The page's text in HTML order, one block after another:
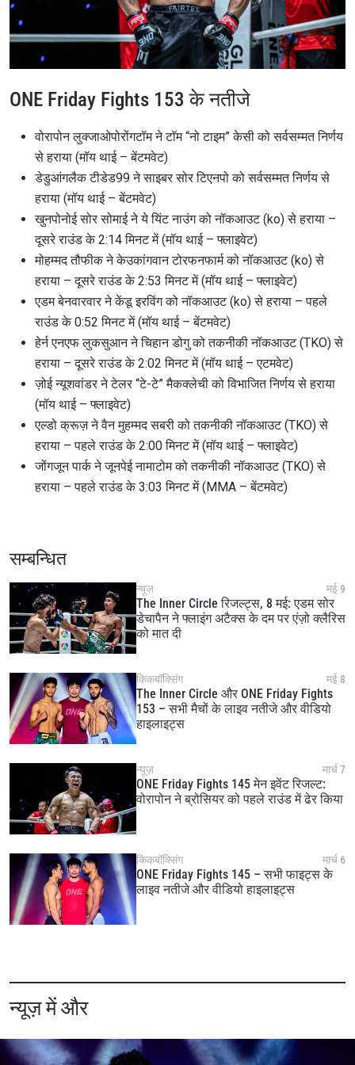
ONE Friday Fights 153 के नतीजे
वोरापोन लुक्जाओपोरोंगटॉम ने टॉम “नो टाइम” केसी को सर्वसम्मत निर्णय
से हराया (मॉय थाई – बेंटमवेट)
डेडुआंगलैक टीडेड99 ने साइबर सोर टिएनपो को सर्वसम्मत निर्णय से
हराया (मॉय थाई – बेंटमवेट)
खुनपोनोई सोर सोमाई ने ये यिंट नाउंग को नॉकआउट (ko) से हराया –
दूसरे राउंड के 2:14 मिनट में (मॉय थाई – फ्लाइवेट)
मोहम्मद तौफीक ने केउकांगवान टोरफनफार्म को नॉकआउट (ko) से
हराया – दूसरे राउंड के 2:53 मिनट में (मॉय थाई – फ्लाइवेट)
एडम बेनवारवार ने केंडू इरविंग को नॉकआउट (ko) से हराया – पहले
राउंड के 0:52 मिनट में (मॉय थाई – बेंटमवेट)
हेर्न एनएफ लुकसुआन ने चिहान डोगु को तकनीकी नॉकआउट (TKO) से
हराया – दूसरे राउंड के 2:02 मिनट में (मॉय थाई – एटमवेट)
ज़ोई न्यूशवांडर ने टेलर “टे-टे” मैकक्लेची को विभाजित निर्णय से हराया
(मॉय थाई – फ्लाइवेट)
एल्डो क्रूज़ ने वैन मुहम्मद सबरी को तकनीकी नॉकआउट (TKO) से
हराया – पहले राउंड के 2:00 मिनट में (मॉय थाई – फ्लाइवेट)
जोंगजून पार्क ने जूनपेई नामाटोम को तकनीकी नॉकआउट (TKO) से
हराया – पहले राउंड के 3:03 मिनट में (MMA – बेंटमवेट)
सम्बन्धित
न्यूज़ मई 9
The Inner Circle रिजल्ट्स, 8 मई: एडम सोर
डेचापैन ने फ्लाइंग अटैक्स के दम पर एंज़ो क्लैरिस
को मात दी
किकबॉक्सिंग मई 8
The Inner Circle और ONE Friday Fights
153 – सभी मैचों के लाइव नतीजे और वीडियो
हाइलाइट्स
न्यूज़ मार्च 7
ONE Friday Fights 145 मेन इवेंट रिजल्ट:
वोरापोन ने ब्रोसियर को पहले राउंड में ढेर किया
किकबॉक्सिंग मार्च 6
ONE Friday Fights 145 – सभी फाइट्स के
लाइव नतीजे और वीडियो हाइलाइट्स
न्यूज़ में और